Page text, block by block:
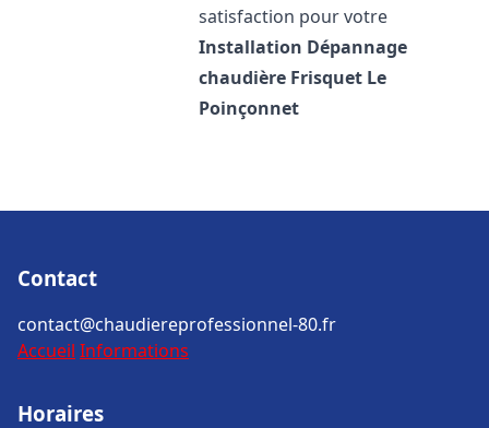
satisfaction pour votre
Installation Dépannage
chaudière Frisquet Le
Poinçonnet
Contact
contact@chaudiereprofessionnel-80.fr
Accueil Informations
Horaires